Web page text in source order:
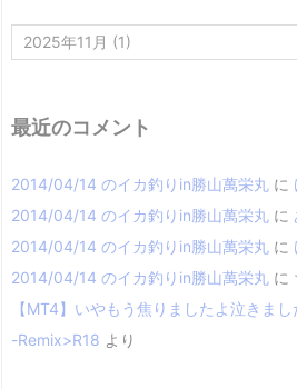
ー
ブ
最近のコメント
2014/04/14 のイカ釣りin勝山萬栄丸 に
2014/04/14 のイカ釣りin勝山萬栄丸 に
2014/04/14 のイカ釣りin勝山萬栄丸 に
2014/04/14 のイカ釣りin勝山萬栄丸 に
【MT4】いやもう焦りましたよ泣きまし
-Remix>R18 より